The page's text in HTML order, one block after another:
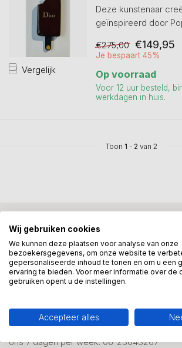
Vergelijk
Deze kunstenaar
geïnspireerd door
€275,00 €149,95
Je bespaart 45%
Op voorraad
Voor 12 uur besteld,
werkdagen in huis.
Toon 1 - 2 van 2
Meer informatie?
ons 7 dagen per week: 06-23643267
Mis onze nieuwsbrief niet
Schrijf je in en ontvang onze nieuwe
Wij gebruiken cookies
We kunnen deze plaatsen voor analyse van onze
bezoekersgegevens, om onze website te
gepersonaliseerde inhoud te tonen en om u een
ervaring te bieden. Voor meer informatie over de
gebruiken opent u de instellingen.
Accepteer alles